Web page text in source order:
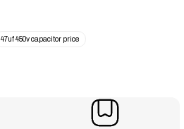
47uf 450v capacitor price